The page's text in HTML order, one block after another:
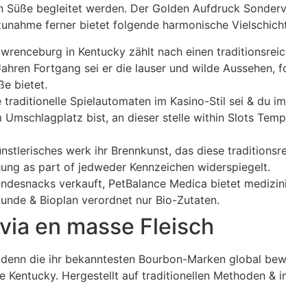
Süße begleitet werden. Der Golden Aufdruck
ferner bietet folgende harmonische
in Kentucky zählt nach einen
Fortgang sei er die lauser und wilde Aussehen,
bietet.
Spielautomaten im Kasino-Stil sei & du
bist, an dieser stelle within Slots
werk ihr Brennkunst, das diese
as part of jedweder Kennzeichen widerspiegelt.
verkauft, PetBalance Medica bietet
& Bioplan verordnet nur Bio-Zutaten.
en masse Fleisch
die ihr bekanntesten Bourbon-Marken global
Hergestellt auf traditionellen Methoden &